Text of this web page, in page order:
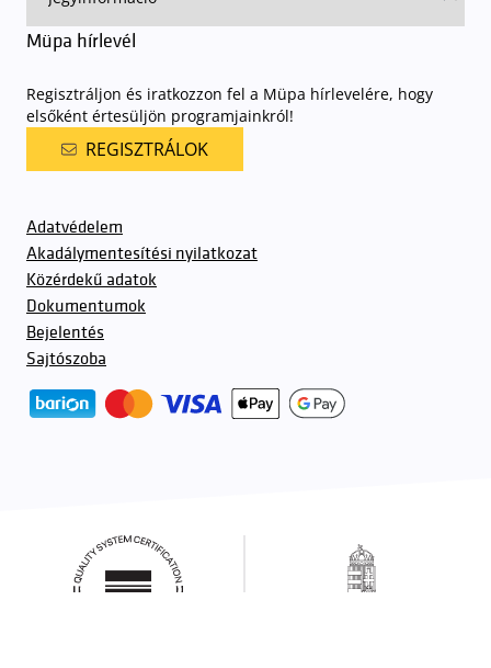
Müpa hírlevél
Regisztráljon és iratkozzon fel a Müpa hírlevelére, hogy
elsőként értesüljön programjainkról!
REGISZTRÁLOK
Adatvédelem
Akadálymentesítési nyilatkozat
Közérdekű adatok
Dokumentumok
Bejelentés
Sajtószoba